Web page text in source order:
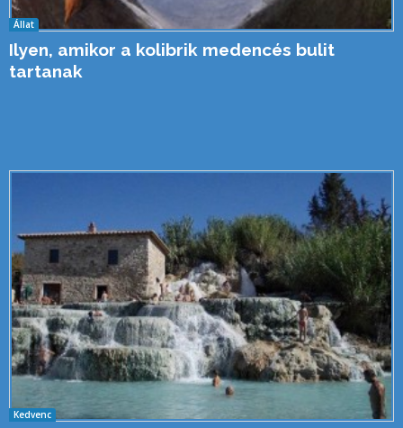
Állat
Ilyen, amikor a kolibrik medencés bulit
tartanak
Kedvenc